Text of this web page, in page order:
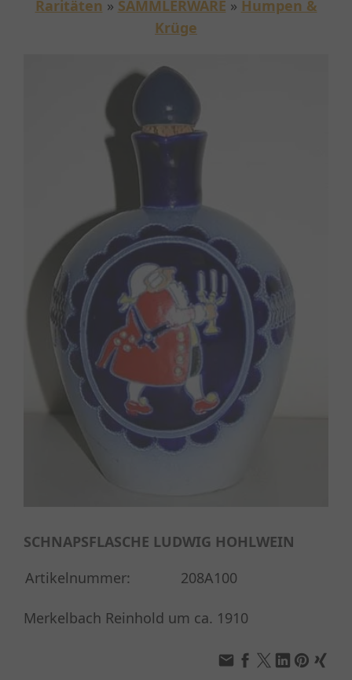
Raritäten » SAMMLERWARE » Humpen &
Krüge
SCHNAPSFLASCHE LUDWIG HOHLWEIN
Artikelnummer:
208A100
Merkelbach Reinhold um ca. 1910